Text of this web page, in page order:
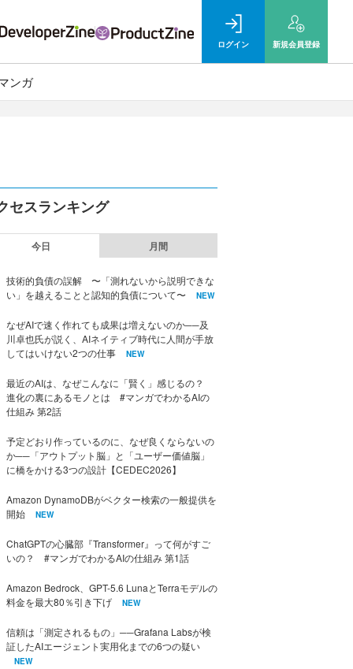
ログイン 新規会員登録
ンガ
セスランキング
今日 月間
技術的負債の誤解 〜「測れないから説明できな
い」を越えることと認知的負債について〜
NEW
なぜAIで速く作れても成果は増えないのか──及
川卓也氏が説く、AIネイティブ時代に人間が手放
してはいけない2つの仕事
NEW
最近のAIは、なぜこんなに「賢く」感じるの？
進化の裏にあるモノとは #マンガでわかるAIの
仕組み 第2話
予定どおり作っているのに、なぜ良くならないの
か──「アウトプット脳」と「ユーザー価値脳」
に橋をかける3つの設計【CEDEC2026】
Amazon DynamoDBがベクター検索の一般提供を
開始
NEW
ChatGPTの心臓部『Transformer』って何がすご
いの？ #マンガでわかるAIの仕組み 第1話
Amazon Bedrock、GPT-5.6 LunaとTerraモデルの
料金を最大80％引き下げ
NEW
信頼は「測定されるもの」──Grafana Labsが検
証したAIエージェント実用化までの6つの疑い
NEW